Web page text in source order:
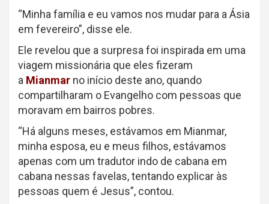
“Minha família e eu vamos nos mudar para a Ásia
em fevereiro”, disse ele.
Ele revelou que a surpresa foi inspirada em uma
viagem missionária que eles fizeram
a Mianmar no início deste ano, quando
compartilharam o Evangelho com pessoas que
moravam em bairros pobres.
“Há alguns meses, estávamos em Mianmar,
minha esposa, eu e meus filhos, estávamos
apenas com um tradutor indo de cabana em
cabana nessas favelas, tentando explicar às
pessoas quem é Jesus”, contou.